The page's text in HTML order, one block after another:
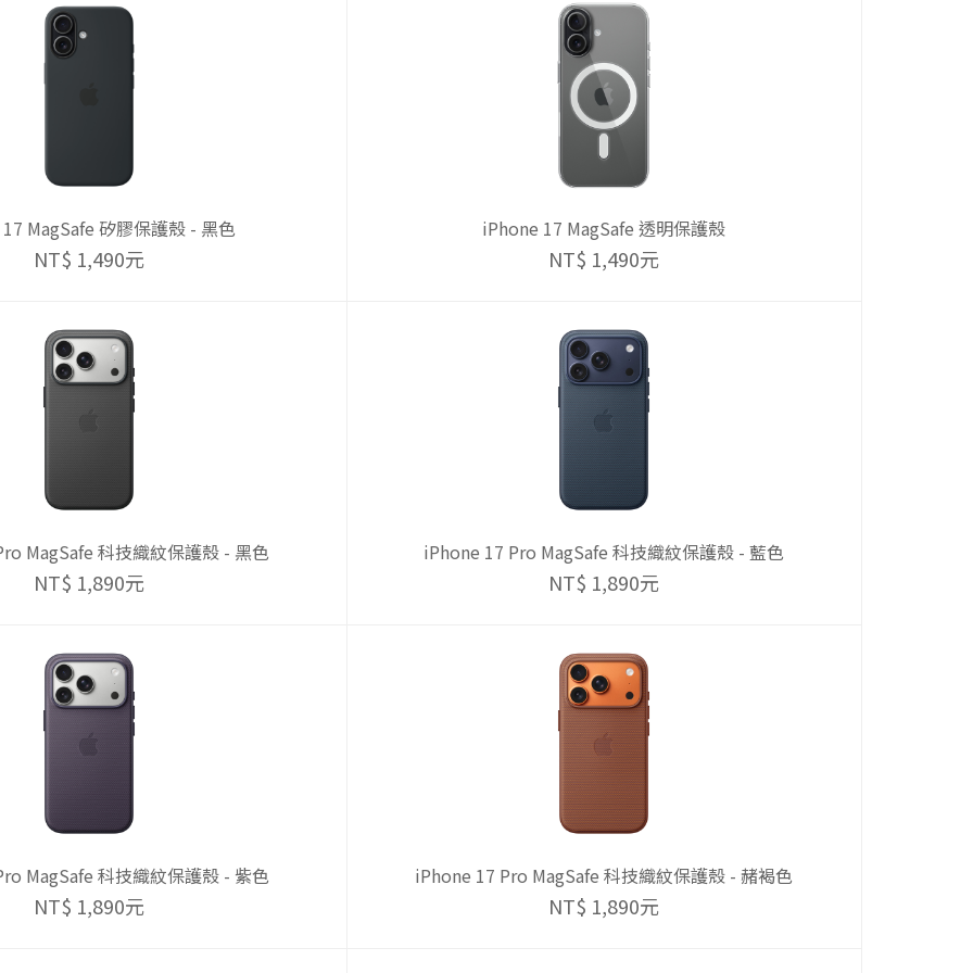
MagSafe 矽膠保護殼 - 黑色
NT$ 1,490元
iPhone 17 MagSafe 透明保護殼
NT$ 1,490元
MagSafe 科技織紋保護殼 - 黑色
NT$ 1,890元
iPhone 17 Pro MagSafe 科技織紋保護殼 - 藍色
NT$ 1,890元
MagSafe 科技織紋保護殼 - 紫色
NT$ 1,890元
iPhone 17 Pro MagSafe 科技織紋保護殼 - 赭褐色
NT$ 1,890元